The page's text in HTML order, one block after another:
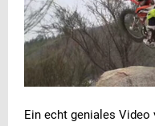
Ein echt geniales Video